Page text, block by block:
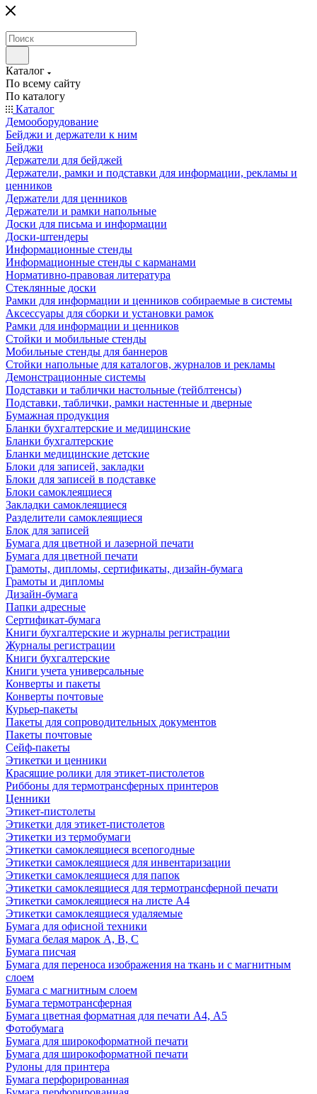
Каталог
По всему сайту
По каталогу
Каталог
Демооборудование
Бейджи и держатели к ним
Бейджи
Держатели для бейджей
Держатели, рамки и подставки для информации, рекламы и
ценников
Держатели для ценников
Держатели и рамки напольные
Доски для письма и информации
Доски-штендеры
Информационные стенды
Информационные стенды с карманами
Нормативно-правовая литература
Стеклянные доски
Рамки для информации и ценников собираемые в системы
Аксессуары для сборки и установки рамок
Рамки для информации и ценников
Стойки и мобильные стенды
Мобильные стенды для баннеров
Стойки напольные для каталогов, журналов и рекламы
Демонстрационные системы
Подставки и таблички настольные (тейблтенсы)
Подставки, таблички, рамки настенные и дверные
Бумажная продукция
Бланки бухгалтерские и медицинские
Бланки бухгалтерские
Бланки медицинские детские
Блоки для записей, закладки
Блоки для записей в подставке
Блоки самоклеящиеся
Закладки самоклеящиеся
Разделители самоклеящиеся
Блок для записей
Бумага для цветной и лазерной печати
Бумага для цветной печати
Грамоты, дипломы, сертификаты, дизайн-бумага
Грамоты и дипломы
Дизайн-бумага
Папки адресные
Сертификат-бумага
Книги бухгалтерские и журналы регистрации
Журналы регистрации
Книги бухгалтерские
Книги учета универсальные
Конверты и пакеты
Конверты почтовые
Курьер-пакеты
Пакеты для сопроводительных документов
Пакеты почтовые
Сейф-пакеты
Этикетки и ценники
Красящие ролики для этикет-пистолетов
Риббоны для термотрансферных принтеров
Ценники
Этикет-пистолеты
Этикетки для этикет-пистолетов
Этикетки из термобумаги
Этикетки самоклеящиеся всепогодные
Этикетки самоклеящиеся для инвентаризации
Этикетки самоклеящиеся для папок
Этикетки самоклеящиеся для термотрансферной печати
Этикетки самоклеящиеся на листе А4
Этикетки самоклеящиеся удаляемые
Бумага для офисной техники
Бумага белая марок А, В, С
Бумага писчая
Бумага для переноса изображения на ткань и с магнитным
слоем
Бумага с магнитным слоем
Бумага термотрансферная
Бумага цветная форматная для печати А4, А5
Фотобумага
Бумага для широкоформатной печати
Бумага для широкоформатной печати
Рулоны для принтера
Бумага перфорированная